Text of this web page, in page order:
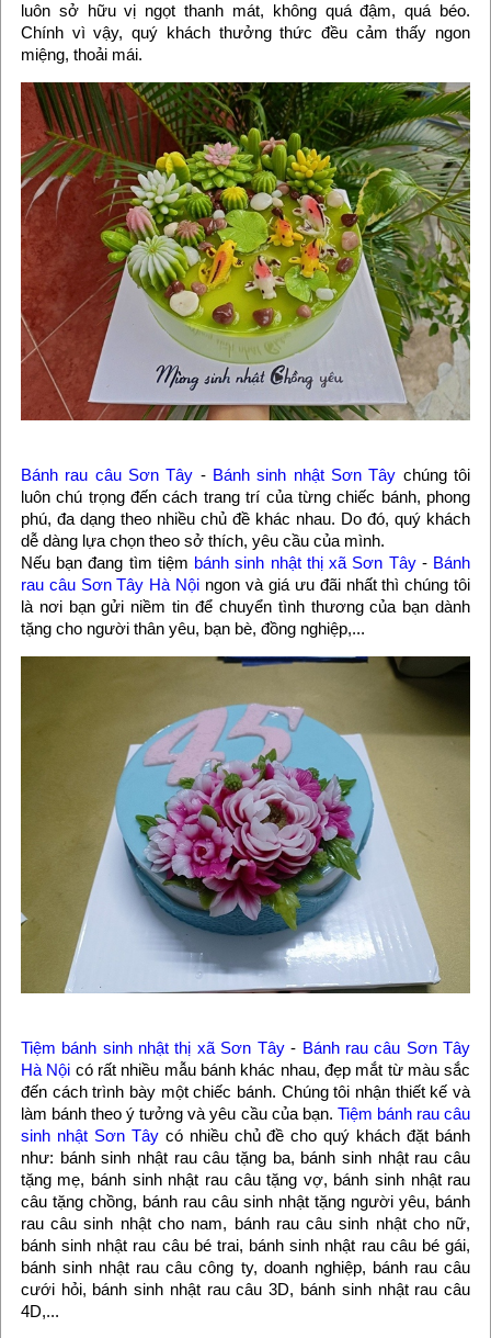
luôn sở hữu vị ngọt thanh mát, không quá đậm, quá béo.
Chính vì vậy, quý khách thưởng thức đều cảm thấy ngon
miệng, thoải mái.
Bánh rau câu Sơn Tây - Bánh sinh nhật Sơn Tây chúng tôi
luôn chú trọng đến cách trang trí của từng chiếc bánh, phong
phú, đa dạng theo nhiều chủ đề khác nhau. Do đó, quý khách
dễ dàng lựa chọn theo sở thích, yêu cầu của mình.
Nếu bạn đang tìm tiệm bánh sinh nhật thị xã Sơn Tây- Bánh
rau câu Sơn Tây Hà Nội ngon và giá ưu đãi nhất thì chúng tôi
là nơi bạn gửi niềm tin để chuyển tình thương của bạn dành
tặng cho người thân yêu, bạn bè, đồng nghiệp,...
Tiệm bánh sinh nhật thị xã Sơn Tây- Bánh rau câu Sơn Tây
Hà Nội có rất nhiều mẫu bánh khác nhau, đẹp mắt từ màu sắc
đến cách trình bày một chiếc bánh. Chúng tôi nhận thiết kế và
làm bánh theo ý tưởng và yêu cầu của bạn. Tiệm bánh rau câu
sinh nhật Sơn Tâycó nhiều chủ đề cho quý khách đặt bánh
như: bánh sinh nhật rau câu tặng ba, bánh sinh nhật rau câu
tặng mẹ, bánh sinh nhật rau câu tặng vợ, bánh sinh nhật rau
câu tặng chồng, bánh rau câu sinh nhật tặng người yêu, bánh
rau câu sinh nhật cho nam, bánh rau câu sinh nhật cho nữ,
bánh sinh nhật rau câu bé trai, bánh sinh nhật rau câu bé gái,
bánh sinh nhật rau câu công ty, doanh nghiệp, bánh rau câu
cưới hỏi, bánh sinh nhật rau câu 3D, bánh sinh nhật rau câu
4D,...